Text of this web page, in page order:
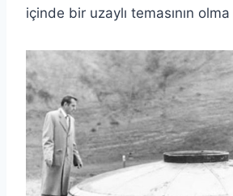
içinde bir uzaylı temasının